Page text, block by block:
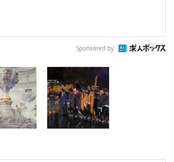
Sponsored by